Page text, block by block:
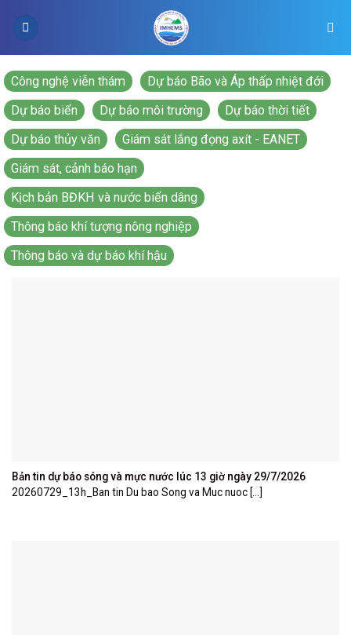
Công nghệ viễn thám
Dự báo Bão và Áp thấp nhiệt đới
Dự báo biển
Dự báo môi trường
Dự báo thời tiết
Dự báo thủy văn
Giám sát lắng đọng axít - EANET
Giám sát, cảnh báo hạn
Kịch bản BĐKH và nước biển dâng
Thông báo khí tượng nông nghiệp
Thông báo và dự báo khí hậu
Bản tin dự báo sóng và mực nước lúc 13 giờ ngày 29/7/2026
20260729_13h_Ban tin Du bao Song va Muc nuoc [...]